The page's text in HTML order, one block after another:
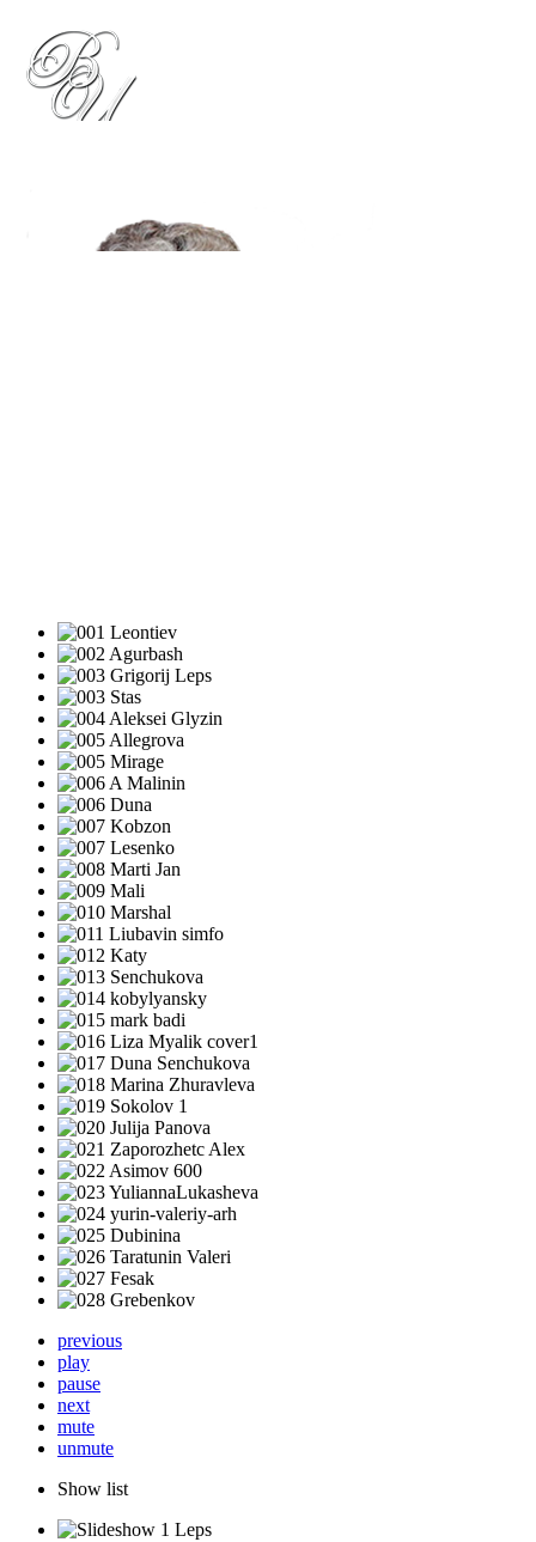
previous
play
pause
next
mute
unmute
Show list